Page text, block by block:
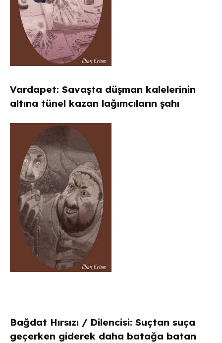
Vardapet: Savaşta düşman kalelerinin
altına tünel kazan lağımcıların şahı
Bağdat Hırsızı / Dilencisi: Suçtan suça
geçerken giderek daha batağa batan